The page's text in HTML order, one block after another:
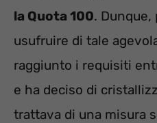
la Quota 100. Dunque,
usufruire di tale
raggiunto i requisiti
e ha deciso di
trattava di una misura